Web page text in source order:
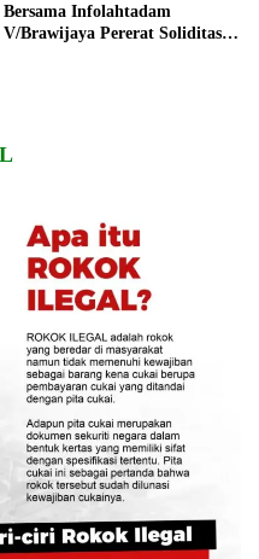
Bersama Infolahtadam
V/Brawijaya Pererat Soliditas